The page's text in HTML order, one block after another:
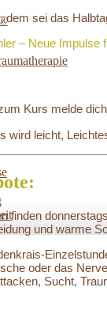
sei das
– Neue Impulse
Kurs melde
wird leicht,
finden
und warme
oder das
Sucht,